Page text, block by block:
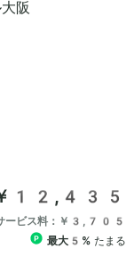
12,435
ービス料：￥3,705
最大5% たまる